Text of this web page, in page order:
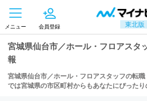
東北版
メニュー 会員登録
宮城県仙台市／ホール・フロアスタ
報
宮城県仙台市／ホール・フロアスタッフの転
では宮城県の市区町村からもあなたにぴったり